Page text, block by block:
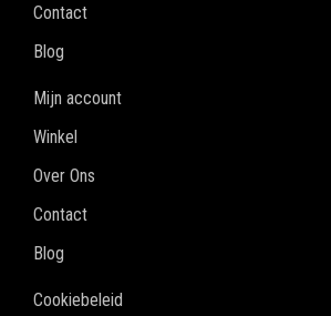
Contact
Blog
Mijn account
Winkel
Over Ons
Contact
Blog
Cookiebeleid